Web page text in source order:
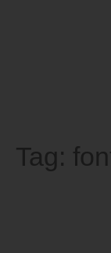
Tag: